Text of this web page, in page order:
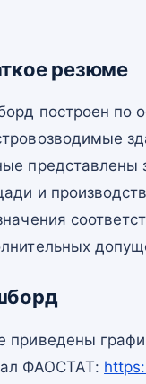
резюме
построен по
представлены
и
приведены
ФАОСТАТ: